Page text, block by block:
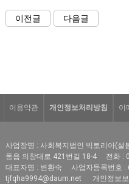
이전글 다음글
이용약관 개인정보처리방침 이
사업장명 : 사회복지법인 빅토리아(설
동읍 의창대로 421번길 18-4
전화 :
대표자명 : 변환숙
사업자등록번호
tjfqha9994@daum.net
개인정보